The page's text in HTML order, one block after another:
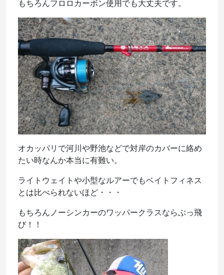
もちろんフロロカーボン使用でも大丈夫です。
オカッパリで河川や野池などで対岸のカバーに絡め
たい時なんか本当に有難い。
ライトウェイトや小型なルアーでもベイトフィネス
とは比べられないほど・・・
もちろんノーシンカーのワッパークラスならぶっ飛
び！！